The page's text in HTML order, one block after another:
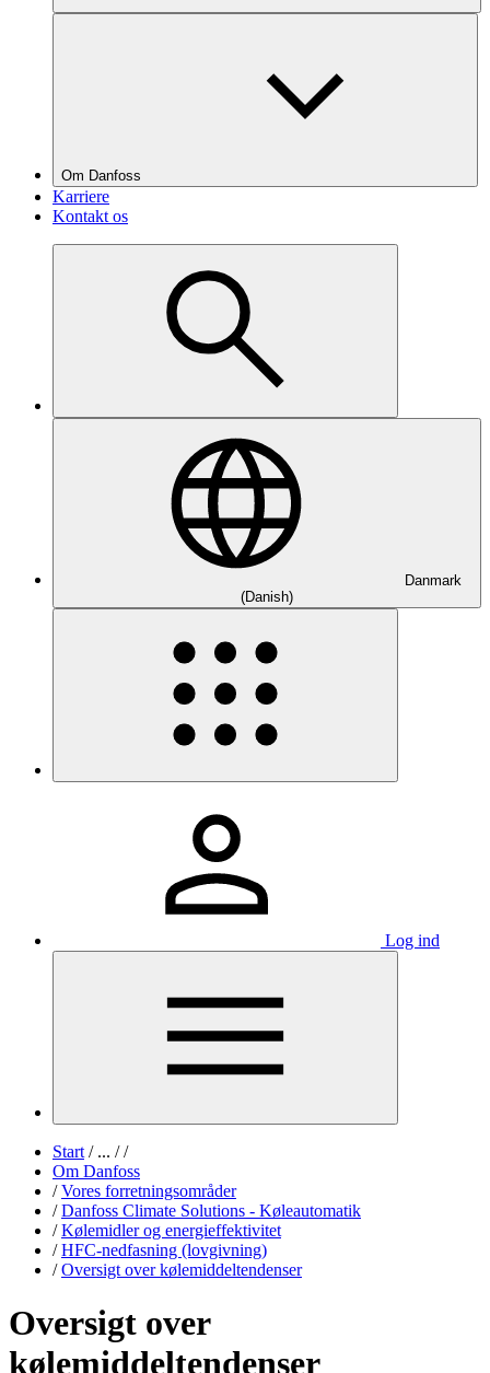
Om Danfoss
Karriere
Kontakt os
Danmark
(Danish)
Log ind
Start /... / /
Om Danfoss
/ Vores forretningsområder
/ Danfoss Climate Solutions - Køleautomatik
/ Kølemidler og energieffektivitet
/ HFC-nedfasning (lovgivning)
/ Oversigt over kølemiddeltendenser
Oversigt over
kølemiddeltendenser